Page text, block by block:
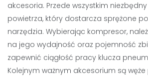
akcesoria. Przede wszystkim
powietrza, który dostarcza sprężone
narzędzia. Wybierając kompresor,
na jego wydajność oraz pojemność
zapewnić ciągłość pracy klucza
Kolejnym ważnym akcesorium są